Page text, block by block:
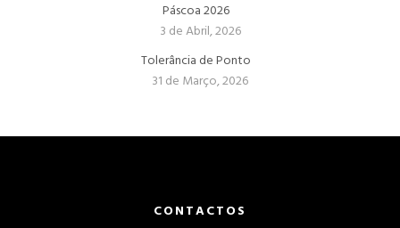
Páscoa 2026
3 de Abril, 2026
Tolerância de Ponto
31 de Março, 2026
CONTACTOS